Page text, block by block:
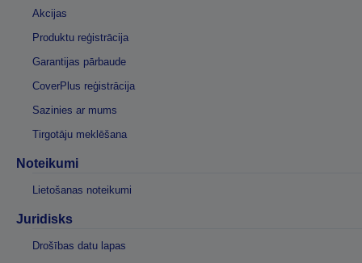
Akcijas
Produktu reģistrācija
Garantijas pārbaude
CoverPlus reģistrācija
Sazinies ar mums
Tirgotāju meklēšana
Noteikumi
Lietošanas noteikumi
Juridisks
Drošības datu lapas